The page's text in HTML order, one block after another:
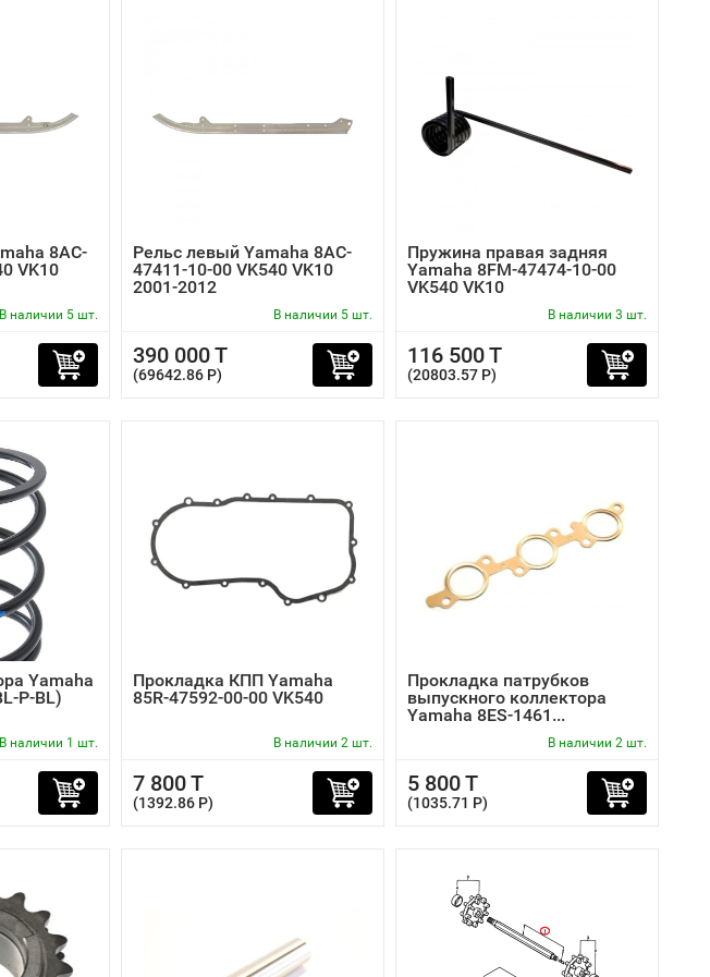
8AC-
VK10
В наличии 5 шт.
Рельс левый Yamaha 8AC-
47411-10-00 VK540 VK10
2001-2012
В наличии 5 шт.
390 000 T
(69642.86 P)
Пружина правая задняя
Yamaha 8FM-47474-10-00
VK540 VK10
В наличии 3 шт.
116 500 T
(20803.57 P)
Yamaha
P-BL)
В наличии 1 шт.
Прокладка КПП Yamaha
85R-47592-00-00 VK540
В наличии 2 шт.
7 800 T
(1392.86 P)
Прокладка патрубков
выпускного коллектора
Yamaha 8ES-1461...
В наличии 2 шт.
5 800 T
(1035.71 P)